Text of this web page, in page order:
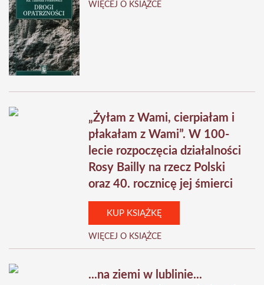
WIĘCEJ O KSIĄŻCE
„Żyłam z Wami, cierpiałam i
płakałam z Wami”. W 100-
lecie rozpoczęcia działalności
Rosy Bailly na rzecz Polski
oraz 40. rocznicę jej śmierci
KUP KSIĄŻKĘ
WIĘCEJ O KSIĄŻCE
...na ziemi w lublinie...